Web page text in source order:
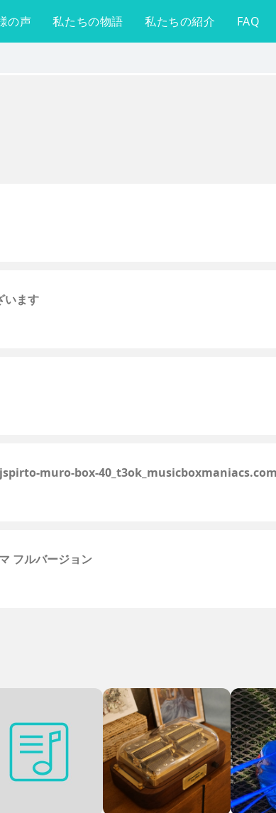
の声 私たちの物語 私たちの紹介 FAQ
います
muro-box-
フルバージョン